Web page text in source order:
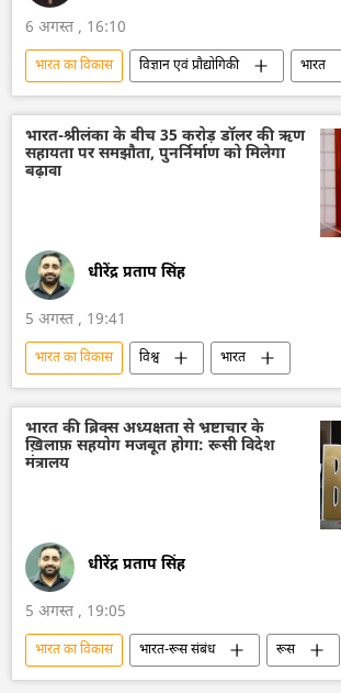
6 अगस्त , 16:10
भारत का विकास विज्ञान एवं प्रौद्योगिकी
भारत
भारत सरकार
भारत की संसद
उपग्रह
उपग्रह प्रक्षेपण
जम्मू और कश्मीर
इसरो
अंतरिक्ष
अंतरिक्ष उद्योग अंतरिक्ष अनुसंधान
भारत-श्रीलंका के बीच 35 करोड़ डॉलर की ऋण
सहायता पर समझौता, पुनर्निर्माण को मिलेगा
बढ़ावा
धीरेंद्र प्रताप सिंह
5 अगस्त , 19:41
भारत का विकास विश्व
भारत
भारत सरकार
दिल्ली
श्रीलंका
द्विपक्षीय रिश्ते
द्विपक्षीय व्यापार
विदेश मंत्रालय
भारत की ब्रिक्स अध्यक्षता से भ्रष्टाचार के
ख़िलाफ़ सहयोग मजबूत होगा: रूसी विदेश
मंत्रालय
धीरेंद्र प्रताप सिंह
5 अगस्त , 19:05
भारत का विकास भारत-रूस संबंध
रूस
रूस का विकास
मास्को
ब्रिक्स